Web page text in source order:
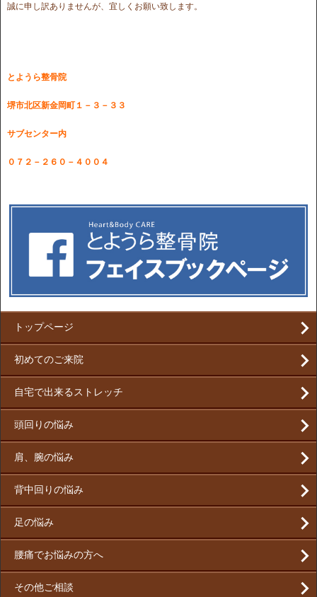
誠に申し訳ありませんが、宜しくお願い致します。
とようら整骨院
堺市北区新金岡町１－３－３３
サブセンター内
０７２－２６０－４００４
トップページ
初めてのご来院
自宅で出来るストレッチ
頭回りの悩み
肩、腕の悩み
背中回りの悩み
足の悩み
腰痛でお悩みの方へ
その他ご相談